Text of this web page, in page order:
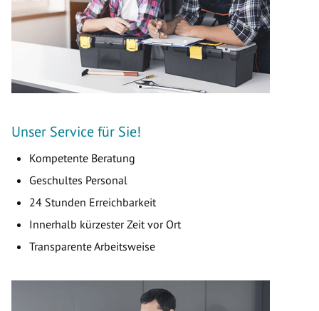
Unser Service für Sie!
Kompetente Beratung
Geschultes Personal
24 Stunden Erreichbarkeit
Innerhalb kürzester Zeit vor Ort
Transparente Arbeitsweise